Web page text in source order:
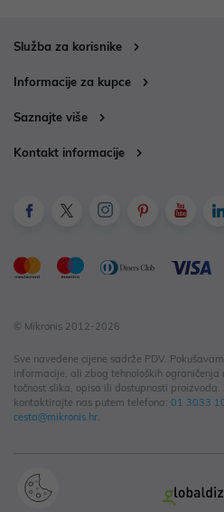
Služba za korisnike
Informacije za kupce
Saznajte više
Kontakt informacije
© Mikronis 2012-2026
Sve navedene cijene sadrže PDV.
informacije, ali zbog tehnoloških
točnost slika, opisa ili dostupnosti
kontaktirajte nas putem telefona: 01 3033
cesta@mikronis.hr.